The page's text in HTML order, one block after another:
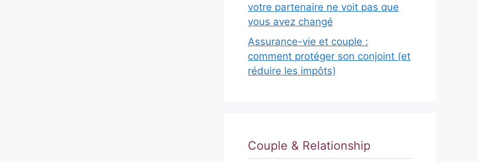
votre partenaire ne voit pas que
vous avez changé
Assurance-vie et couple :
comment protéger son conjoint (et
réduire les impôts)
Couple & Relationship